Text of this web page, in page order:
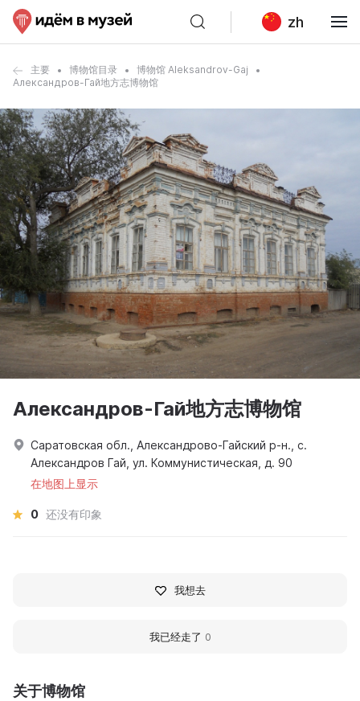
zh
主要 博物馆目录
博物馆 Aleksandrov-Gaj
Александров-Гай地方志博物馆
关于博物馆
Александров-Гай地方志博物馆
Саратовская обл., Александрово-Гайский р-н., с.
Александров Гай, ул. Коммунистическая, д. 90
在地图上显示
0 还没有印象
我想去
我已经走了 0